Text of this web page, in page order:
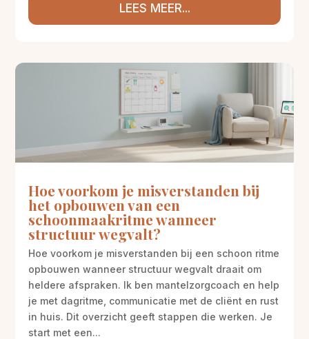
LEES MEER...
Hoe voorkom je misverstanden bij
het opbouwen van een
schoonmaakritme wanneer
structuur wegvalt?
Hoe voorkom je misverstanden bij een schoon ritme
opbouwen wanneer structuur wegvalt draait om
heldere afspraken. Ik ben mantelzorgcoach en help
je met dagritme, communicatie met de cliënt en rust
in huis. Dit overzicht geeft stappen die werken. Je
start met een...